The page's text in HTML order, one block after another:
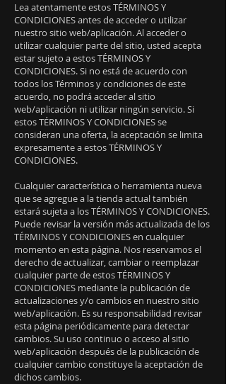
Lea atentamente estos TÉRMINOS Y
CONDICIONES antes de acceder o utilizar
nuestro sitio web/aplicación. Al acceder o
utilizar cualquier parte del sitio, usted acepta
estar sujeto a estos TÉRMINOS Y
CONDICIONES. Si no está de acuerdo con
todos los Términos y condiciones de este
acuerdo, no podrá acceder al sitio
web/aplicación ni utilizar ningún servicio. Si
estos TÉRMINOS Y CONDICIONES se
consideran una oferta, la aceptación se limita
expresamente a estos TÉRMINOS Y
CONDICIONES.
Cualquier característica o herramienta nueva
que se agregue a la tienda actual también
estará sujeta a los TÉRMINOS Y CONDICIONES.
Puede revisar la versión más actualizada de los
TÉRMINOS Y CONDICIONES en cualquier
momento en esta página. Nos reservamos el
derecho de actualizar, cambiar o reemplazar
cualquier parte de estos TÉRMINOS Y
CONDICIONES mediante la publicación de
actualizaciones y/o cambios en nuestro sitio
web/aplicación. Es su responsabilidad revisar
esta página periódicamente para detectar
cambios. Su uso continuo o acceso al sitio
web/aplicación después de la publicación de
cualquier cambio constituye la aceptación de
dichos cambios.